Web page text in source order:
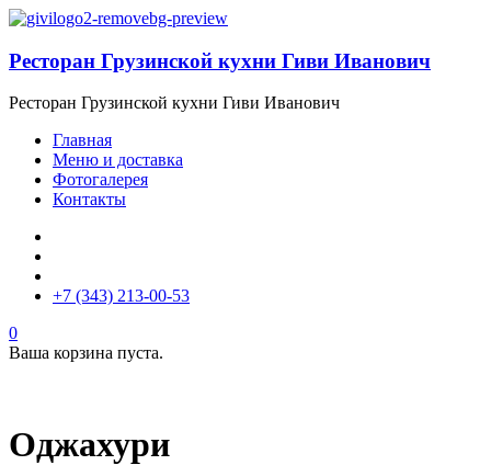
Ресторан Грузинской кухни Гиви Иванович
Ресторан Грузинской кухни Гиви Иванович
Главная
Меню и доставка
Фотогалерея
Контакты
+7 (343) 213-00-53
0
Ваша корзина пуста.
Оджахури